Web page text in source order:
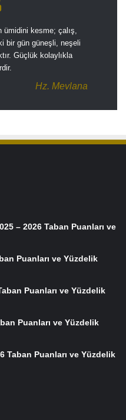
ümidini kesme; çalış,
bir gün güneşli, neşeli
Güçlük kolaylıkla
Hz. Mevlana
– 2026 Taban Puanları ve
Puanları ve Yüzdelik
Puanları ve Yüzdelik
Puanları ve Yüzdelik
Taban Puanları ve Yüzdelik